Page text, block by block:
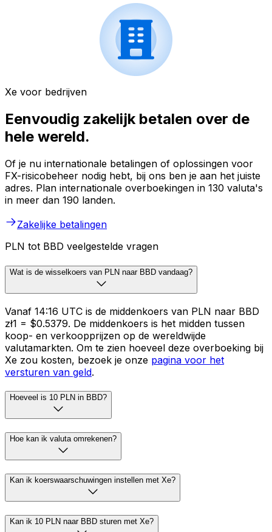
Xe voor bedrijven
Eenvoudig zakelijk betalen over de
hele wereld.
Of je nu internationale betalingen of oplossingen voor
FX-risicobeheer nodig hebt, bij ons ben je aan het juiste
adres. Plan internationale overboekingen in 130 valuta's
in meer dan 190 landen.
Zakelijke betalingen
PLN tot BBD veelgestelde vragen
Wat is de wisselkoers van PLN naar BBD vandaag?
Vanaf 14:16 UTC is de middenkoers van PLN naar BBD
zł1 = $0.5379. De middenkoers is het midden tussen
koop- en verkoopprijzen op de wereldwijde
valutamarkten. Om te zien hoeveel deze overboeking bij
Xe zou kosten, bezoek je onze pagina voor het
versturen van geld.
Hoeveel is 10 PLN in BBD?
Hoe kan ik valuta omrekenen?
Kan ik koerswaarschuwingen instellen met Xe?
Kan ik 10 PLN naar BBD sturen met Xe?